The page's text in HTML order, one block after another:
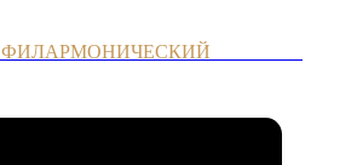
ФИЛАРМОНИЧЕСКИЙ